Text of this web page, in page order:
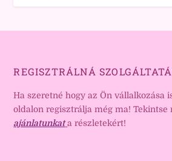
REGISZTRÁLNÁ
Ha szeretné hogy az Ön vállalkozása
oldalon regisztrálja még ma! Tekintse
ajánlatunkat a részletekért!